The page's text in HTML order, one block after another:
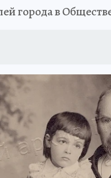
2024города в